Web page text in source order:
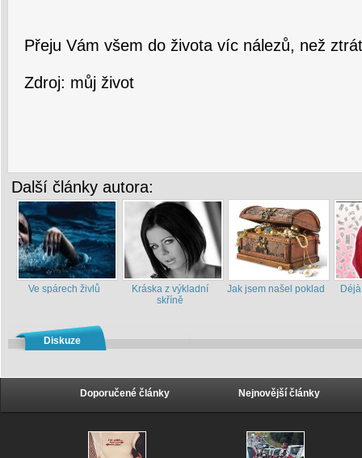
Přeju Vám všem do života víc nálezů, než
Zdroj: můj život
Další články autora:
Ve spárech živlů
Kráska z výkladní
skříně
Jak jsem našel poklad
Diskuze
Doporučené články Nejnovější články